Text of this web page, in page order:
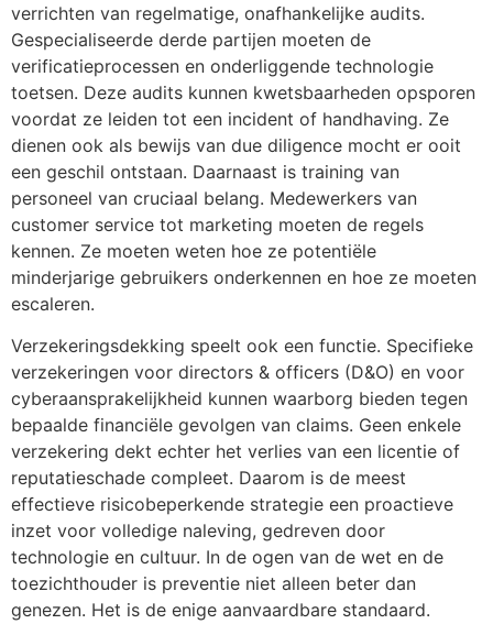
verrichten van regelmatige, onafhankelijke audits.
Gespecialiseerde derde partijen moeten de
verificatieprocessen en onderliggende technologie
toetsen. Deze audits kunnen kwetsbaarheden opsporen
voordat ze leiden tot een incident of handhaving. Ze
dienen ook als bewijs van due diligence mocht er ooit
een geschil ontstaan. Daarnaast is training van
personeel van cruciaal belang. Medewerkers van
customer service tot marketing moeten de regels
kennen. Ze moeten weten hoe ze potentiële
minderjarige gebruikers onderkennen en hoe ze moeten
escaleren.
Verzekeringsdekking speelt ook een functie. Specifieke
verzekeringen voor directors & officers (D&O) en voor
cyberaansprakelijkheid kunnen waarborg bieden tegen
bepaalde financiële gevolgen van claims. Geen enkele
verzekering dekt echter het verlies van een licentie of
reputatieschade compleet. Daarom is de meest
effectieve risicobeperkende strategie een proactieve
inzet voor volledige naleving, gedreven door
technologie en cultuur. In de ogen van de wet en de
toezichthouder is preventie niet alleen beter dan
genezen. Het is de enige aanvaardbare standaard.